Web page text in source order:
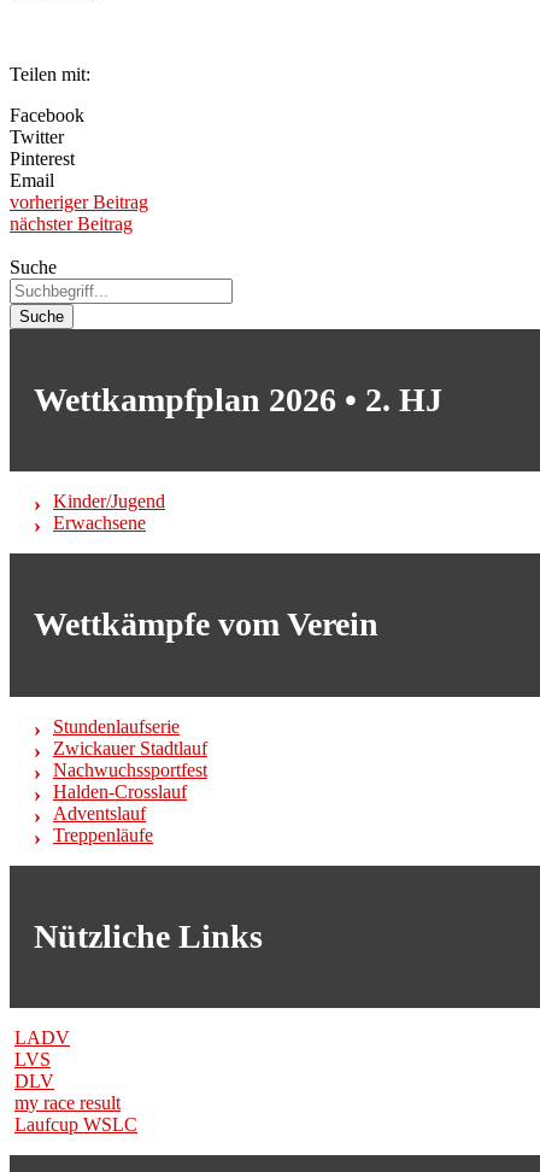
Teilen mit:
Facebook
Twitter
Pinterest
Email
vorheriger Beitrag
nächster Beitrag
Suche
Suche
Wettkampfplan 2026 • 2. HJ
Kinder/Jugend
Erwachsene
Wettkämpfe vom Verein
Stundenlaufserie
Zwickauer Stadtlauf
Nachwuchssportfest
Halden-Crosslauf
Adventslauf
Treppenläufe
Nützliche Links
LADV
LVS
DLV
my race result
Laufcup WSLC